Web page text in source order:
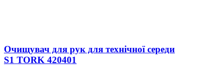
Очищувач для рук для технічної середи
S1 TORK 420401